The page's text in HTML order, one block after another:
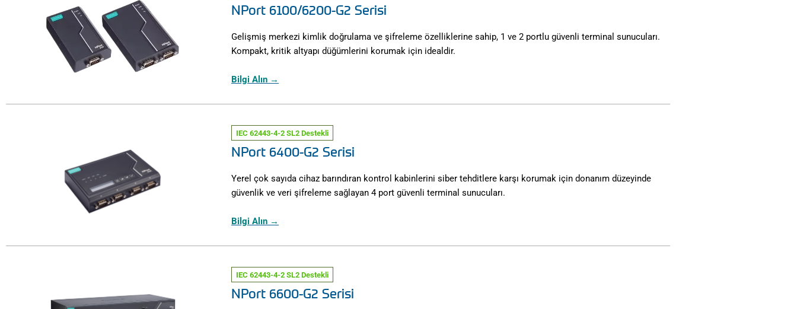
NPort 6100/6200-G2 Serisi​
Gelişmiş merkezi kimlik doğrulama ve şifreleme özelliklerine sahip, 1 ve 2 portlu güvenli terminal sunucuları.
Kompakt, kritik altyapı düğümlerini korumak için idealdir.
Bilgi Alın →
IEC 62443-4-2 SL2 Destekli
NPort 6400-G2 Serisi
Yerel çok sayıda cihaz barındıran kontrol kabinlerini siber tehditlere karşı korumak için donanım düzeyinde
güvenlik ve veri şifreleme sağlayan 4 port güvenli terminal sunucuları.
Bilgi Alın →
IEC 62443-4-2 SL2 Destekli
NPort 6600-G2 Serisi​